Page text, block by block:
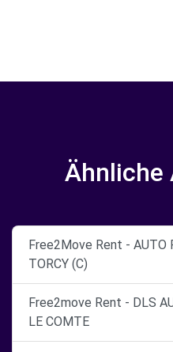
Ähnliche
Free2Move Rent - AUTO
TORCY (C)
Free2move Rent - DLS
LE COMTE